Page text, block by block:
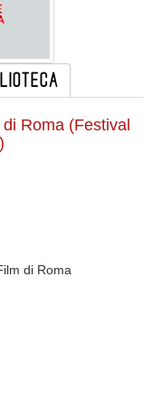
Roma (Festival
di Roma